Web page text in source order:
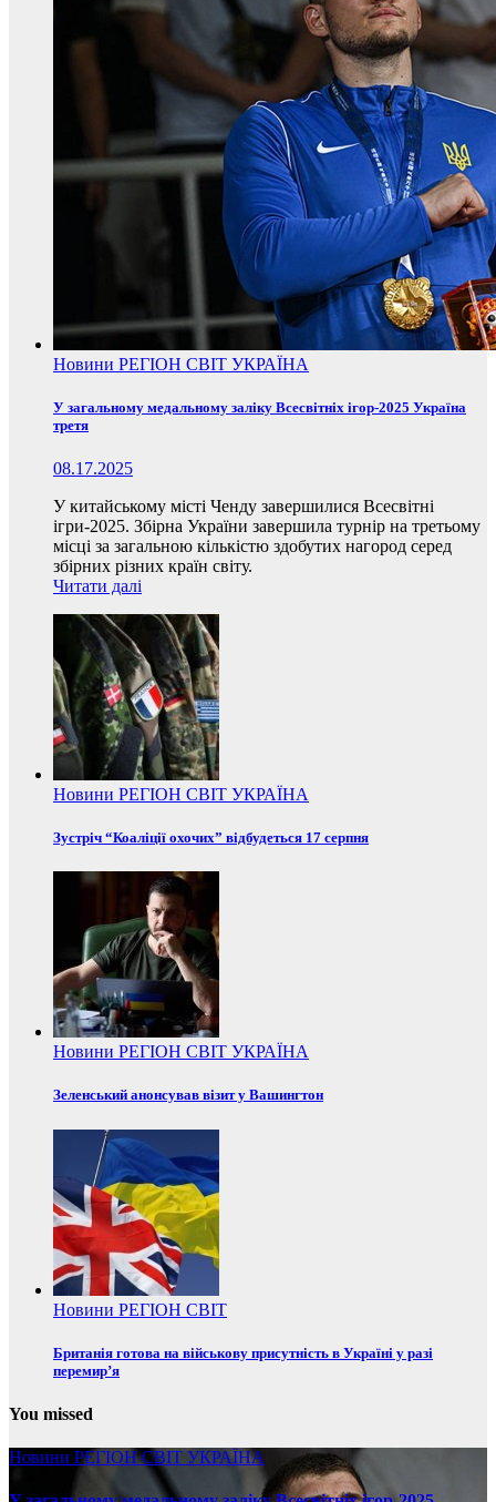
Новини РЕГІОН СВІТ УКРАЇНА
У загальному медальному заліку Всесвітніх ігор-2025 Україна
третя
08.17.2025
У китайському місті Ченду завершилися Всесвітні
ігри-2025. Збірна України завершила турнір на третьому
місці за загальною кількістю здобутих нагород серед
збірних різних країн світу.
Читати далі
Новини РЕГІОН СВІТ УКРАЇНА
Зустріч “Коаліції охочих” відбудеться 17 серпня
Новини РЕГІОН СВІТ УКРАЇНА
Зеленський анонсував візит у Вашингтон
Новини РЕГІОН СВІТ
Британія готова на військову присутність в Україні у разі
перемир’я
You missed
Новини РЕГІОНСВІТ УКРАЇНА